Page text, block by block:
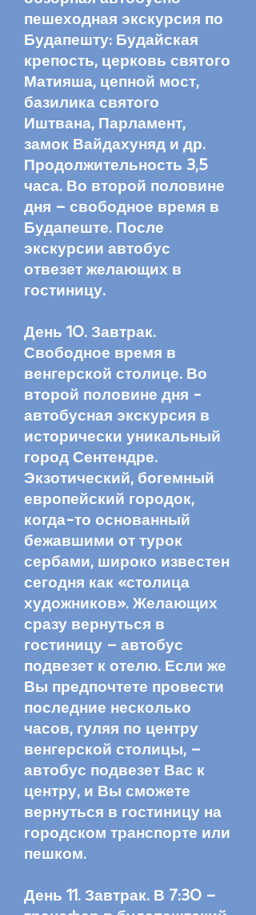
пешеходная экскурсия по
Будапешту: Будайская
крепость, церковь святого
Матияша, цепной мост,
базилика святого
Иштвана, Парламент,
замок Вайдахуняд и др.
Продолжительность 3,5
часа. Во второй половине
дня – свободное время в
Будапеште. После
экскурсии автобус
отвезет желающих в
гостиницу.
День 10. Завтрак.
Свободное время в
венгерской столице. Во
второй половине дня -
автобусная экскурсия в
исторически уникальный
город Сентендре.
Экзотический, богемный
европейский городок,
когда-то основанный
бежавшими от турок
сербами, широко известен
сегодня как «столица
художников». Желающих
сразу вернуться в
гостиницу – автобус
подвезет к отелю. Если же
Вы предпочтете провести
последние несколько
часов, гуляя по центру
венгерской столицы, –
автобус подвезет Вас к
центру, и Вы сможете
вернуться в гостиницу на
городском транспорте или
пешком.
День 11. Завтрак. В 7:30 –